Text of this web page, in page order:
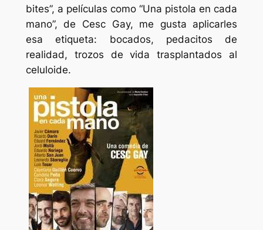
bites”, a películas como “Una pistola en cada
mano”, de Cesc Gay, me gusta aplicarles
esa etiqueta: bocados, pedacitos de
realidad, trozos de vida trasplantados al
celuloide.